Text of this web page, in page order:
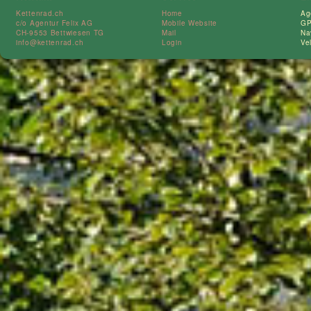
Kettenrad.ch
c/o Agentur Felix AG
CH-9553 Bettwiesen TG
info@kettenrad.ch
Home
Mobile Website
Mail
Login